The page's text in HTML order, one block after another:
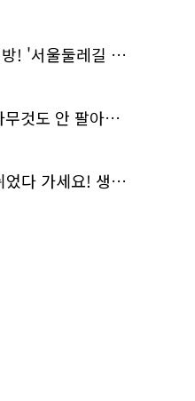
이것이 천연 냉방! '서울둘레길 9코스'로 숲속 피서 떠나볼까
"편의점인데 아무것도 안 팔아요" 서울에서 가장 특별한 편의점의 정체
더울 땐 잠시 쉬었다 가세요! 생수 냉장고부터 해피소·무더위쉼터까지